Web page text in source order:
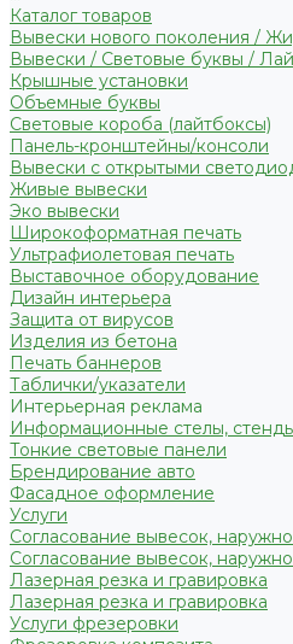
Каталог товаров
Вывески нового поколения /
Вывески / Световые буквы /
Крышные установки
Объемные буквы
Световые короба (лайтбоксы)
Панель-кронштейны/консоли
Вывески с открытыми
Живые вывески
Эко вывески
Широкоформатная печать
Ультрафиолетовая печать
Выставочное оборудование
Дизайн интерьера
Защита от вирусов
Изделия из бетона
Печать баннеров
Таблички/указатели
Интерьерная реклама
Информационные стелы,
Тонкие световые панели
Брендирование авто
Фасадное оформление
Услуги
Согласование вывесок,
Согласование вывесок,
Лазерная резка и гравировка
Лазерная резка и гравировка
Услуги фрезеровки